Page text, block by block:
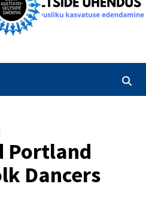
Portland
Dancers